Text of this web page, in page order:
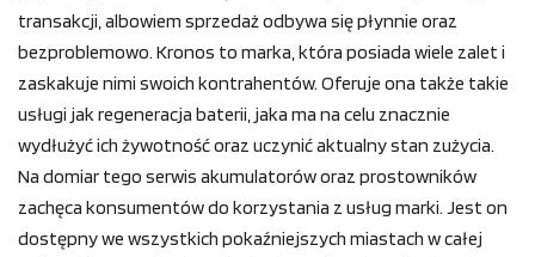
transakcji, albowiem sprzedaż odbywa się płynnie oraz
bezproblemowo. Kronos to marka, która posiada wiele zalet i
zaskakuje nimi swoich kontrahentów. Oferuje ona także takie
usługi jak regeneracja baterii, jaka ma na celu znacznie
wydłużyć ich żywotność oraz uczynić aktualny stan zużycia.
Na domiar tego serwis akumulatorów oraz prostowników
zachęca konsumentów do korzystania z usług marki. Jest on
dostępny we wszystkich pokaźniejszych miastach w całej